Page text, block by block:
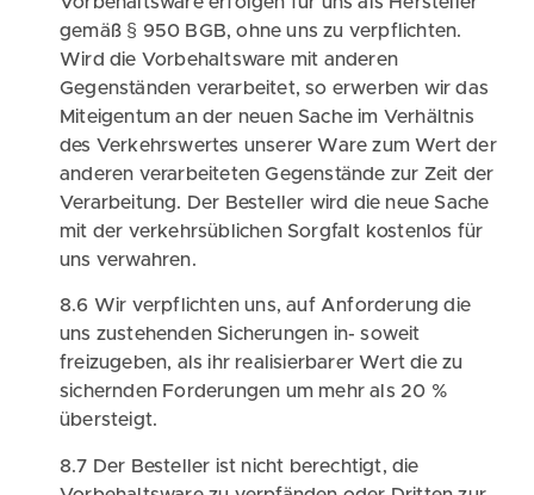
gemäß § 950 BGB, ohne uns zu verpflichten.
Wird die Vorbehaltsware mit anderen
Gegenständen verarbeitet, so erwerben wir das
Miteigentum an der neuen Sache im Verhältnis
des Verkehrswertes unserer Ware zum Wert der
anderen verarbeiteten Gegenstände zur Zeit der
Verarbeitung. Der Besteller wird die neue Sache
mit der verkehrsüblichen Sorgfalt kostenlos für
uns verwahren.
8.6 Wir verpflichten uns, auf Anforderung die
uns zustehenden Sicherungen in- soweit
freizugeben, als ihr realisierbarer Wert die zu
sichernden Forderungen um mehr als 20 %
übersteigt.
8.7 Der Besteller ist nicht berechtigt, die